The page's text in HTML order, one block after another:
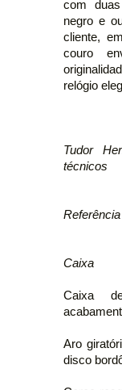
com
negro e
cliente,
couro
relógio
Tudor
técnicos
Caixa
Caixa
Aro
disco